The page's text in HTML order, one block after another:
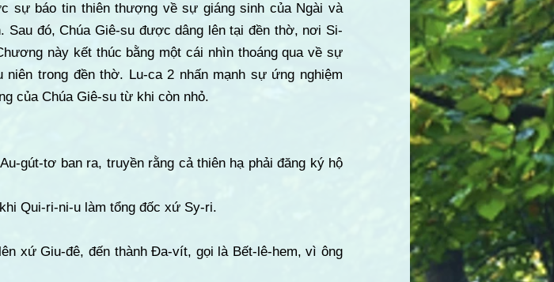
sự báo tin thiên thượng về sự giáng sinh của Ngài và
đó, Chúa Giê-su được dâng lên tại đền thờ, nơi Si-
này kết thúc bằng một cái nhìn thoáng qua về sự
trong đền thờ. Lu-ca 2 nhấn mạnh sự ứng nghiệm
của Chúa Giê-su từ khi còn nhỏ.
gút-tơ ban ra, truyền rằng cả thiên hạ phải đăng ký hộ
Qui-ri-ni-u làm tổng đốc xứ Sy-ri.
xứ Giu-đê, đến thành Đa-vít, gọi là Bết-lê-hem, vì ông